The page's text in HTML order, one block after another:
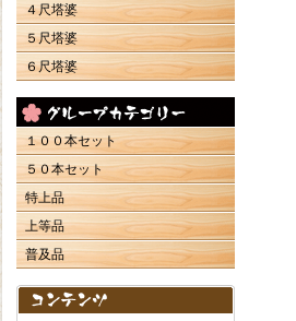
４尺塔婆
５尺塔婆
６尺塔婆
１００本セット
５０本セット
特上品
上等品
普及品